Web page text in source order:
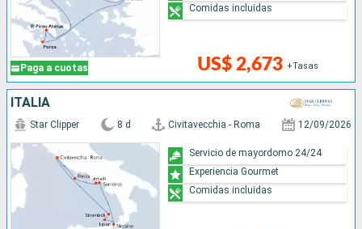
Paga a cuotas US$ 2,673 +Tasas
Comidas incluidas
ITALIA
Star Clipper 8 d Civitavecchia - Roma 12/09/2026
Servicio de mayordomo 24/24
Experiencia Gourmet
Comidas incluidas